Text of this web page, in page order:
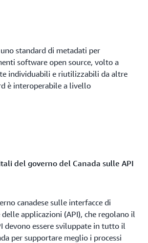
standard di metadati per
software open source, volto a
individuabili e riutilizzabili da altre
è interoperabile a livello
del governo del Canada sulle API
canadese sulle interfacce di
applicazioni (API), che regolano il
devono essere sviluppate in tutto il
per supportare meglio i processi